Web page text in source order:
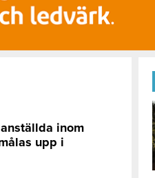
inom
upp i